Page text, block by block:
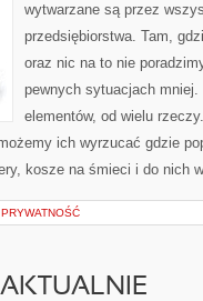
wytwarzane są przez
przedsiębiorstwa. Tam,
oraz nic na to nie
pewnych sytuacjach
elementów, od wielu
ich wyrzucać gdzie
kosze na śmieci i do nich